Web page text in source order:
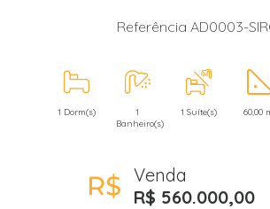
Referência AD0003-
1 Dorm(s)
1
Banheiro(s)
1 Suíte(s) 60,00
Venda
R$ 560.000,00